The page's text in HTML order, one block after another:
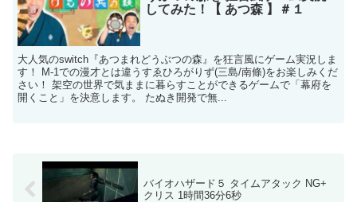
してみた！【 あつ森 】＃１
大人気のswitch『あつまれどうぶつの森』を狂言風にゲーム実況しま
す！ M-1での漫才とは違うすゑひろがりず(三島/南條)をお楽しみくだ
さい！ 架空の世界で気ままに暮らすことができるゲームで「幕府を
開くこと」を決意します。 たぬき開発で無...
バイオハザード５ タイムアタック NG+
クリス 1時間36分6秒